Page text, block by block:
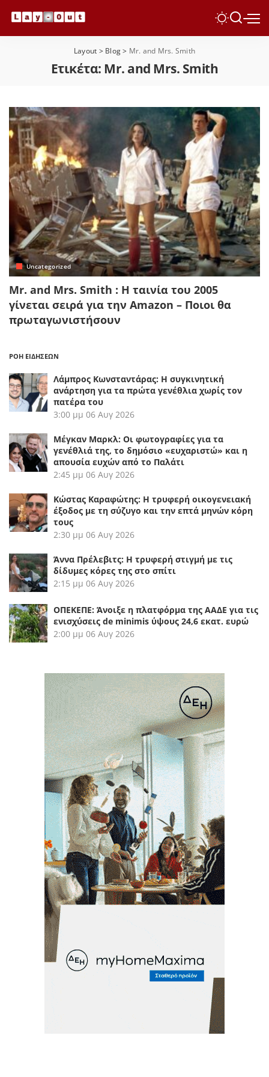
Layout > Blog> Mr. and Mrs. Smith
Ετικέτα: Mr. and Mrs. Smith
Uncategorized
Mr. and Mrs. Smith : Η ταινία του 2005
γίνεται σειρά για την Amazon – Ποιοι θα
πρωταγωνιστήσουν
ΡΟΗ ΕΙΔΗΣΕΩΝ
Λάμπρος Κωνσταντάρας: Η συγκινητική
ανάρτηση για τα πρώτα γενέθλια χωρίς τον
πατέρα του
3:00 μμ 06 Αυγ 2026
Μέγκαν Μαρκλ: Οι φωτογραφίες για τα
γενέθλιά της, το δημόσιο «ευχαριστώ» και η
απουσία ευχών από το Παλάτι
2:45 μμ 06 Αυγ 2026
Κώστας Καραφώτης: Η τρυφερή οικογενειακή
έξοδος με τη σύζυγο και την επτά μηνών κόρη
τους
2:30 μμ 06 Αυγ 2026
Άννα Πρέλεβιτς: Η τρυφερή στιγμή με τις
δίδυμες κόρες της στο σπίτι
2:15 μμ 06 Αυγ 2026
ΟΠΕΚΕΠΕ: Άνοιξε η πλατφόρμα της ΑΑΔΕ για τις
ενισχύσεις de minimis ύψους 24,6 εκατ. ευρώ
2:00 μμ 06 Αυγ 2026